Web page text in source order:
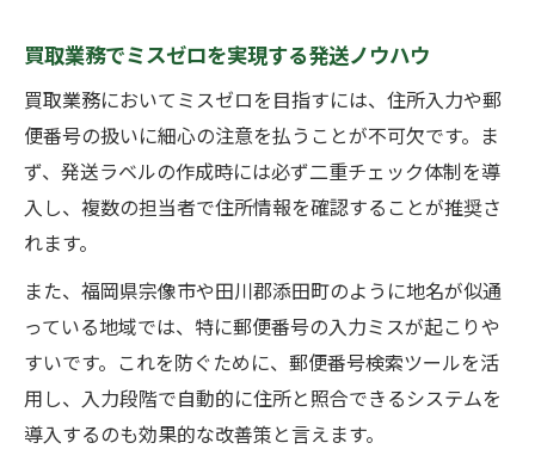
買取業務でミスゼロを実現する発送ノウハウ
買取業務においてミスゼロを目指すには、住所入力や郵
便番号の扱いに細心の注意を払うことが不可欠です。ま
ず、発送ラベルの作成時には必ず二重チェック体制を導
入し、複数の担当者で住所情報を確認することが推奨さ
れます。
また、福岡県宗像市や田川郡添田町のように地名が似通
っている地域では、特に郵便番号の入力ミスが起こりや
すいです。これを防ぐために、郵便番号検索ツールを活
用し、入力段階で自動的に住所と照合できるシステムを
導入するのも効果的な改善策と言えます。